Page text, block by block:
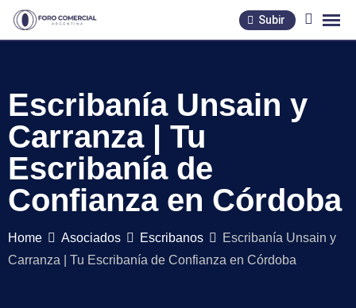
Skip
Subir
Escribanía Unsain y
Carranza | Tu
Escribanía de
Confianza en Córdoba
Home Asociados Escribanos
Escribanía Unsain y
Carranza | Tu Escribanía de Confianza en Córdoba